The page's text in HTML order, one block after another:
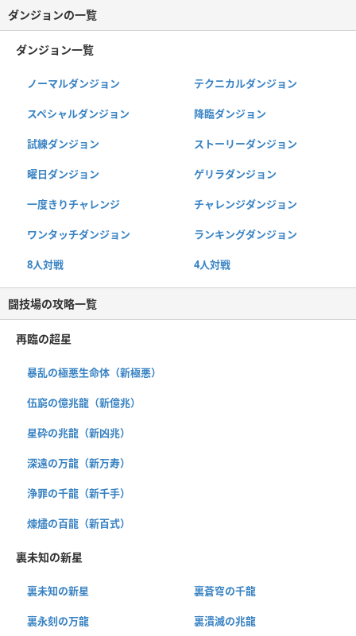
ダンジョンの一覧
ダンジョン一覧
ノーマルダンジョン テクニカルダンジョン
スペシャルダンジョン 降臨ダンジョン
試練ダンジョン ストーリーダンジョン
曜日ダンジョン ゲリラダンジョン
一度きりチャレンジ チャレンジダンジョン
ワンタッチダンジョン ランキングダンジョン
8人対戦 4人対戦
闘技場の攻略一覧
再臨の超星
暴乱の極悪生命体（新極悪）
伍窮の億兆龍（新億兆）
星砕の兆龍（新凶兆）
深遠の万龍（新万寿）
浄罪の千龍（新千手）
煉燼の百龍（新百式）
裏未知の新星
裏未知の新星 裏蒼穹の千龍
裏永刻の万龍 裏潰滅の兆龍